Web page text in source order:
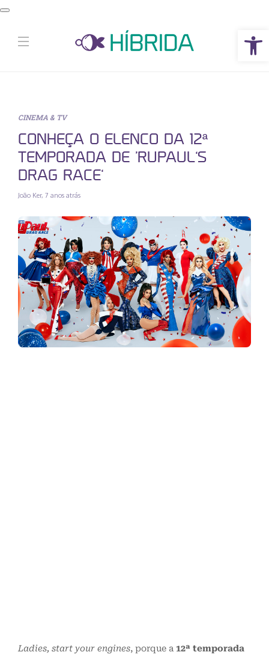
Abrir a barra de ferramentas
CINEMA & TV
CONHEÇA O ELENCO DA 12ª
TEMPORADA DE ‘RUPAUL’S
DRAG RACE’
João Ker, 7 anos atrás
Ladies, start your engines, porque a 12ª temporada